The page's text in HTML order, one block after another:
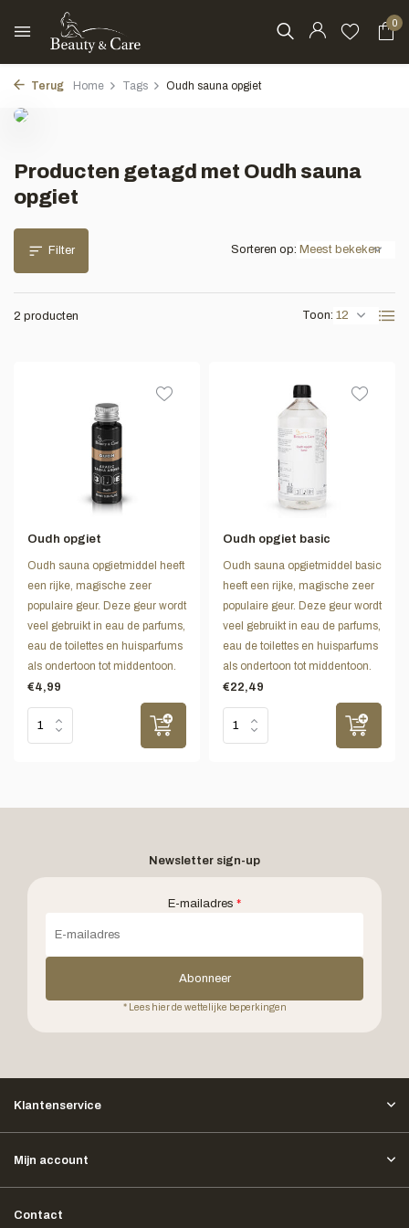
0
Terug Home Tags Oudh sauna opgiet
Producten getagd met Oudh sauna
opgiet
Filter
2 producten Toon:
Sorteren op:
Oudh opgiet
Oudh sauna opgietmiddel heeft
een rijke, magische zeer
populaire geur. Deze geur wordt
veel gebruikt in eau de parfums,
eau de toilettes en huisparfums
als ondertoon tot middentoon.
€4,99
Oudh opgiet basic
Oudh sauna opgietmiddel basic
heeft een rijke, magische zeer
populaire geur. Deze geur wordt
veel gebruikt in eau de parfums,
eau de toilettes en huisparfums
als ondertoon tot middentoon.
€22,49
Newsletter sign-up
E-mailadres *
Abonneer
* Lees hier de wettelijke beperkingen
Klantenservice
Mijn account
Contact